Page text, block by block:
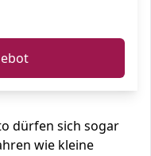
dürfen sich sogar
wie kleine